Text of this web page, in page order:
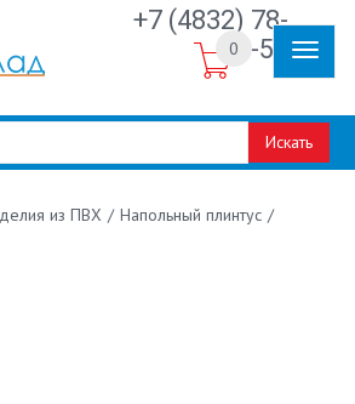
+7 (4832) 78-
30-50
Искать
0
из ПВХ / Напольный плинтус /